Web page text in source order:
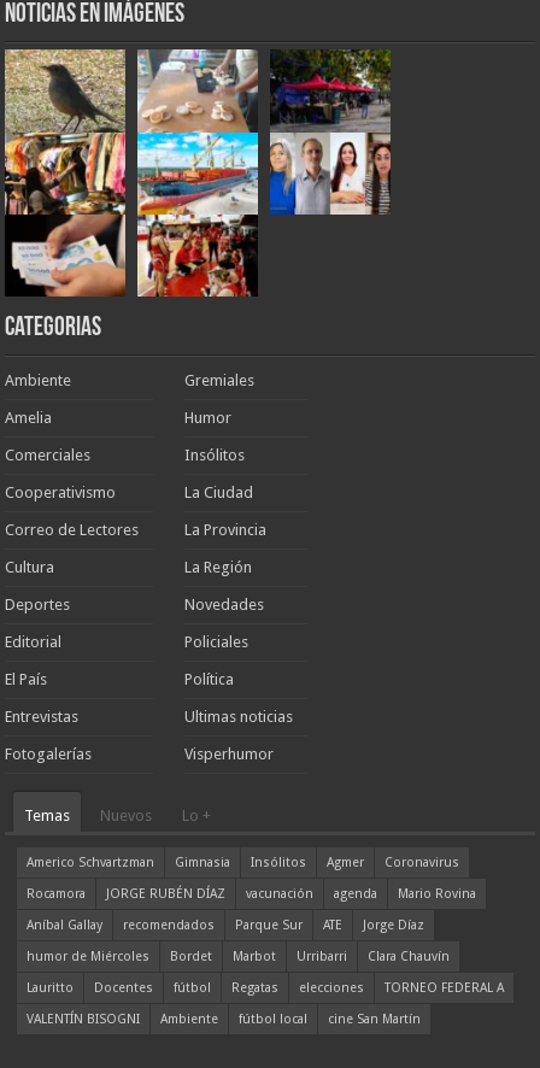
Noticias en Imágenes
Categorias
Ambiente
Amelia
Comerciales
Cooperativismo
Correo de Lectores
Cultura
Deportes
Editorial
El País
Entrevistas
Fotogalerías
Gremiales
Humor
Insólitos
La Ciudad
La Provincia
La Región
Novedades
Policiales
Política
Ultimas noticias
Visperhumor
Temas Nuevos Lo +
Americo Schvartzman Gimnasia Insólitos Agmer
Coronavirus
Rocamora
JORGE RUBÉN DÍAZ vacunación agenda
Mario Rovina
Aníbal Gallay
recomendados Parque Sur ATE
Jorge Díaz
humor de Miércoles
Bordet Marbot Urribarri
Clara Chauvín
Lauritto
Docentes fútbol Regatas elecciones
TORNEO FEDERAL A
VALENTÍN BISOGNI
Ambiente fútbol local cine San Martín